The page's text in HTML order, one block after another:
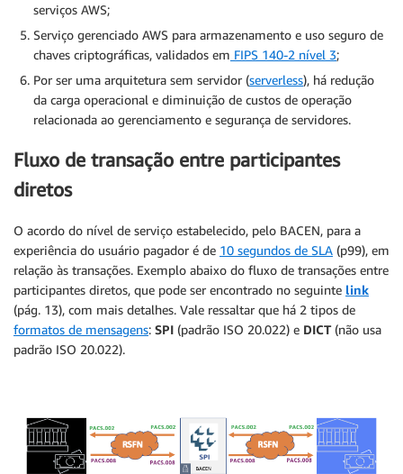
serviços AWS;
Serviço gerenciado AWS para armazenamento e uso seguro de
chaves criptográficas, validados em FIPS 140-2 nível 3;
Por ser uma arquitetura sem servidor (serverless), há redução
da carga operacional e diminuição de custos de operação
relacionada ao gerenciamento e segurança de servidores.
Fluxo de transação entre participantes
diretos
O acordo do nível de serviço estabelecido, pelo BACEN, para a
experiência do usuário pagador é de 10 segundos de SLA (p99), em
relação às transações. Exemplo abaixo do fluxo de transações entre
participantes diretos, que pode ser encontrado no seguinte link
(pág. 13), com mais detalhes. Vale ressaltar que há 2 tipos de
formatos de mensagens: SPI (padrão ISO 20.022) e DICT(não usa
padrão ISO 20.022).